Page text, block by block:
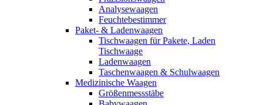
Analysewaagen
Feuchtebestimmer
Paket- & Ladenwaagen
Tischwaagen für Pakete, Laden
Tischwaage
Ladenwaagen
Taschenwaagen & Schulwaagen
Medizinische Waagen
Größenmessstäbe